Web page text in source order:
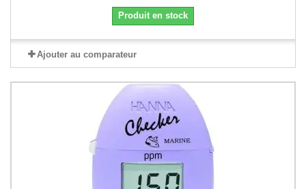
Produit en stock
Ajouter au comparateur